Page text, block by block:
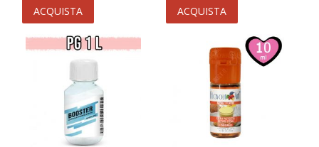
ACQUISTA ACQUISTA